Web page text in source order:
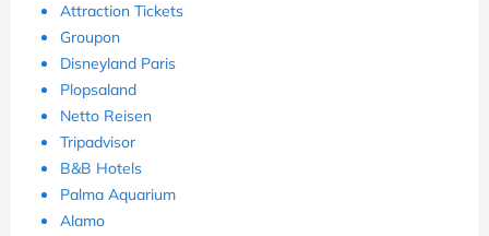
Attraction Tickets
Groupon
Disneyland Paris
Plopsaland
Netto Reisen
Tripadvisor
B&B Hotels
Palma Aquarium
Alamo